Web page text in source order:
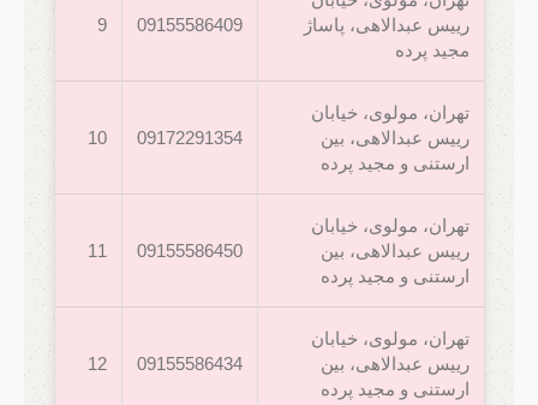
رییس عبدالاهی، پاساژ
مجید پرده
09155586409
9
تهران، مولوی، خیابان
رییس عبدالاهی، بین
ارستنی و مجید پرده
09172291354
10
تهران، مولوی، خیابان
رییس عبدالاهی، بین
ارستنی و مجید پرده
09155586450
11
تهران، مولوی، خیابان
رییس عبدالاهی، بین
ارستنی و مجید پرده
09155586434
12